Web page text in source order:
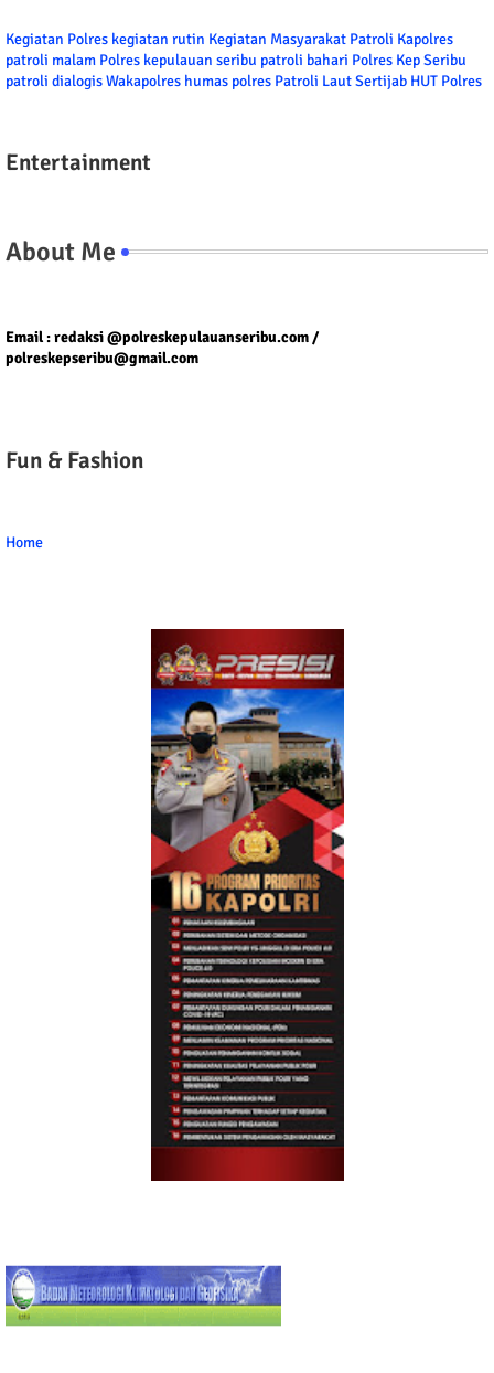
Kegiatan Polres kegiatan rutin Kegiatan Masyarakat Patroli Kapolres
patroli malam Polres kepulauan seribu patroli bahari Polres Kep Seribu
patroli dialogisWakapolres humas polres Patroli LautSertijab HUT Polres
Entertainment
About Me
Email : redaksi @polreskepulauanseribu.com /
polreskepseribu@gmail.com
Fun & Fashion
Home